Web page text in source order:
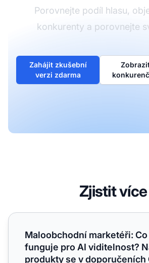
Porovnejte podíl hlasu,
konkurenty a porovnejte
Zahájit zkušební
verzi zdarma
Zjistit více
Maloobchodní marketéři: Co
Maloobchodní marketéři:
funguje pro AI viditelnost?
produkty se v doporučeních